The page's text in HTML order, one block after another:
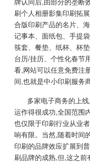
刷个人相册影集印刷拓
合版印刷产品的名片、
记事本、面纸包、手提
筷套、餐垫、纸杯、杯
台历/挂历、个性化春节
看,网站可以任意免费注
间,也就是中小印刷服务
多家电子商务的上
运作得很成功,全国范围
也仅限于印刷行业从业
响有限。当然,随着时间
印刷的品牌效应扩展到
刷品牌的成熟,但,这之